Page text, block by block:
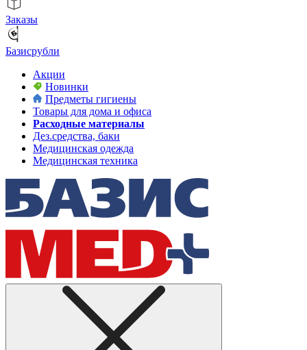
Заказы
Базисрубли
Акции
Новинки
Предметы гигиены
Товары для дома и офиса
Расходные материалы
Дез.средства, баки
Медицинская одежда
Медицинская техника